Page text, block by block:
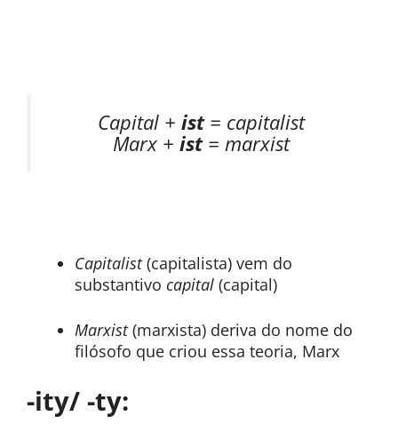
Capital + ist = capitalist
Marx + ist= marxist
Capitalist(capitalista) vem do
substantivo capital (capital)
Marxist(marxista) deriva do nome do
filósofo que criou essa teoria, Marx
-ity/ -ty: